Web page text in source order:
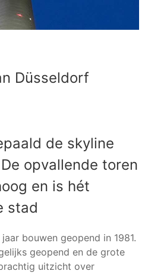
Düsseldorf
de skyline
opvallende toren
en is hét
stad
bouwen geopend in 1981.
geopend en de grote
uitzicht over